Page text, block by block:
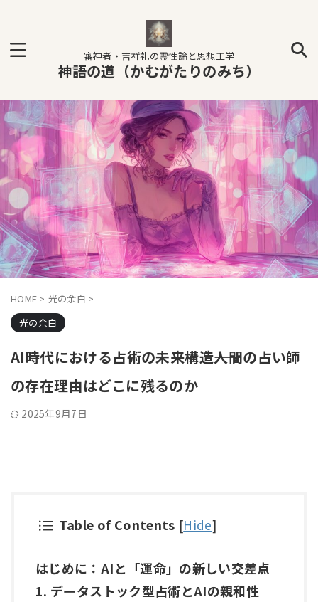
審神者・吉祥礼の霊性論と思想工学
神語の道（かむがたりのみち）
HOME > 光の余白 >
光の余白
AI時代における占術の未来構造――人間の占い師
の存在理由はどこに残るのか
2025年9月7日
Table of Contents [Hide]
はじめに：AIと「運命」の新しい交差点
1. データストック型占術とAIの親和性